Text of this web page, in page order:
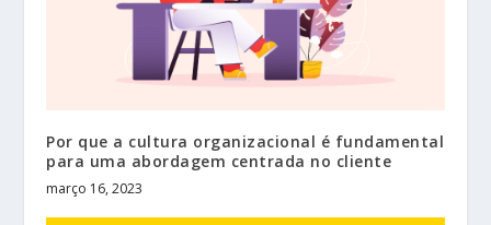
Por que a cultura organizacional é fundamental
para uma abordagem centrada no cliente
março 16, 2023